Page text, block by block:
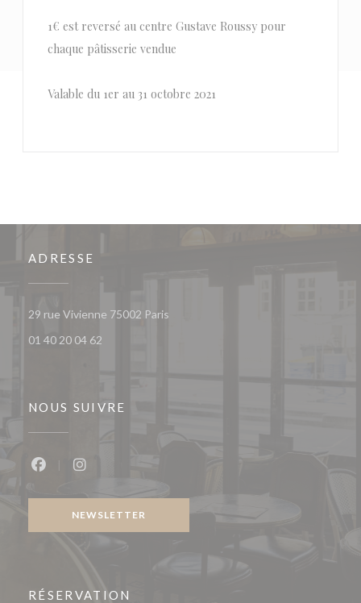
1€ est reversé au centre Gustave Roussy pour
chaque pâtisserie vendue
Valable du 1er au 31 octobre 2021
ADRESSE
29 rue Vivienne 75002 Paris
01 40 20 04 62
NOUS SUIVRE
NEWSLETTER
RÉSERVATION